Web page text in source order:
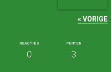
« VORIGE
REACTIES
0
PUNTEN
3